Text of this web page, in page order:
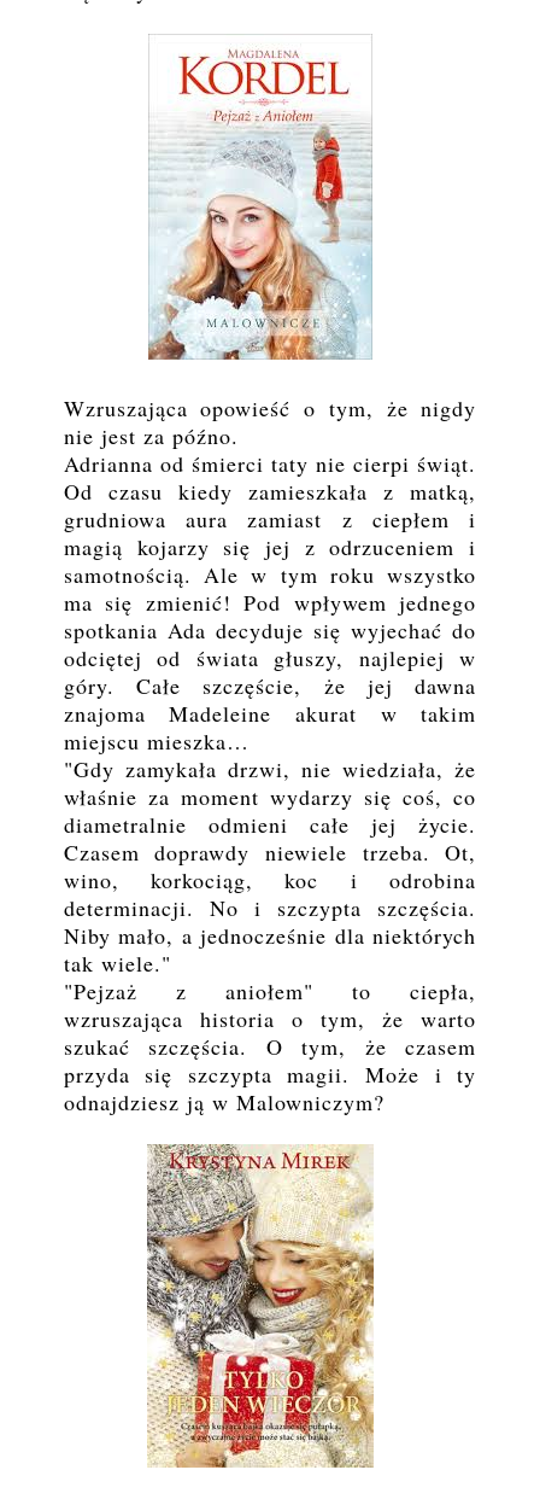
Wzruszająca opowieść o tym, że nigdy
nie jest za późno.
Adrianna od śmierci taty nie cierpi świąt.
Od czasu kiedy zamieszkała z matką,
grudniowa aura zamiast z ciepłem i
magią kojarzy się jej z odrzuceniem i
samotnością. Ale w tym roku wszystko
ma się zmienić! Pod wpływem jednego
spotkania Ada decyduje się wyjechać do
odciętej od świata głuszy, najlepiej w
góry. Całe szczęście, że jej dawna
znajoma Madeleine akurat w takim
miejscu mieszka…
"Gdy zamykała drzwi, nie wiedziała, że
właśnie za moment wydarzy się coś, co
diametralnie odmieni całe jej życie.
Czasem doprawdy niewiele trzeba. Ot,
wino, korkociąg, koc i odrobina
determinacji. No i szczypta szczęścia.
Niby mało, a jednocześnie dla niektórych
tak wiele."
"Pejzaż z aniołem" to ciepła,
wzruszająca historia o tym, że warto
szukać szczęścia. O tym, że czasem
przyda się szczypta magii. Może i ty
odnajdziesz ją w Malowniczym?